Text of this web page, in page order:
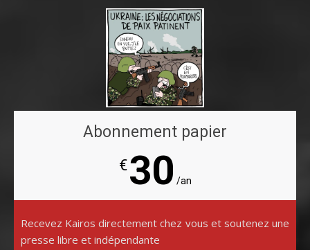
Abonnement papier
€30 /an
Recevez Kairos directement chez vous et soutenez une
presse libre et indépendante